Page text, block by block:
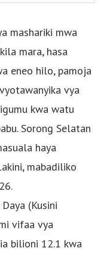
mashariki mwa
mara, hasa
eneo hilo, pamoja
vya
kwa watu
Sorong Selatan
haya
mabadiliko
(Kusini
vifaa vya
bilioni 12.1 kwa